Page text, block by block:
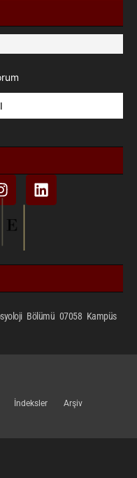
Bölümü 07058 Kampüs
İndeksler
Arşiv